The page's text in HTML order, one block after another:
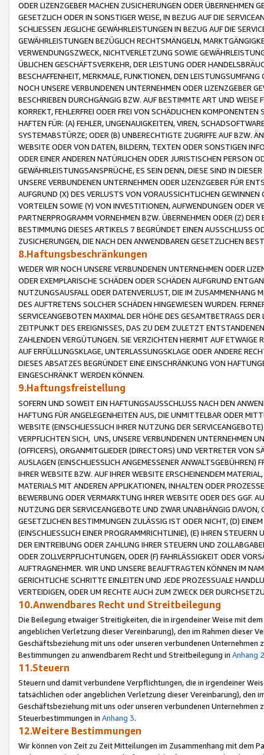
ODER LIZENZGEBER MACHEN ZUSICHERUNGEN ODER ÜBERNEHMEN
GESETZLICH ODER IN SONSTIGER WEISE, IN BEZUG AUF DIE
SCHLIESSEN JEGLICHE GEWÄHRLEISTUNGEN IN BEZUG AUF DIE
GEWÄHRLEISTUNGEN BEZÜGLICH RECHTSMÄNGELN,
VERWENDUNGSZWECK, NICHTVERLETZUNG SOWIE
ÜBLICHEN GESCHÄFTSVERKEHR, DER LEISTUNG ODER
BESCHAFFENHEIT, MERKMALE, FUNKTIONEN, DEN
NOCH UNSERE VERBUNDENEN UNTERNEHMEN ODER LIZENZGEBER
BESCHRIEBEN DURCHGÄNGIG BZW. AUF BESTIMMTE ART UND
KORREKT, FEHLERFREI ODER FREI VON SCHÄDLICHEN
HAFTEN FÜR: (A) FEHLER, UNGENAUIGKEITEN, VIREN,
SYSTEMABSTÜRZE; ODER (B) UNBERECHTIGTE ZUGRIFFE AUF BZW.
WEBSITE ODER VON DATEN, BILDERN, TEXTEN ODER SONSTIGEN
ODER EINER ANDEREN NATÜRLICHEN ODER JURISTISCHEN PERSON
GEWÄHRLEISTUNGSANSPRÜCHE, ES SEIN DENN, DIESE SIND IN
UNSERE VERBUNDENEN UNTERNEHMEN ODER LIZENZGEBER FÜR
AUFGRUND (X) DES VERLUSTS VON VORAUSSICHTLICHEN
VORTEILEN SOWIE (Y) VON INVESTITIONEN, AUFWENDUNGEN ODER
PARTNERPROGRAMM VORNEHMEN BZW. ÜBERNEHMEN ODER (Z)
BESTIMMUNG DIESES ARTIKELS 7 BEGRÜNDET EINEN AUSSCHLUSS
ZUSICHERUNGEN, DIE NACH DEN ANWENDBAREN GESETZLICHEN
8.Haftungsbeschränkungen
WEDER WIR NOCH UNSERE VERBUNDENEN UNTERNEHMEN ODER
ODER EXEMPLARISCHE SCHÄDEN ODER SCHÄDEN AUFGRUND
NUTZUNGSAUSFALL ODER DATENVERLUST, DIE IM ZUSAMMENHANG
DES AUFTRETENS SOLCHER SCHÄDEN HINGEWIESEN WURDEN.
SERVICEANGEBOTEN MAXIMAL DER HÖHE DES GESAMTBETRAGS
ZEITPUNKT DES EREIGNISSES, DAS ZU DEM ZULETZT
ZAHLENDEN VERGÜTUNGEN. SIE VERZICHTEN HIERMIT AUF
AUF ERFÜLLUNGSKLAGE, UNTERLASSUNGSKLAGE ODER ANDERE
DIESES ABSATZES BEGRÜNDET EINE EINSCHRÄNKUNG VON
EINGESCHRÄNKT WERDEN KÖNNEN.
9.Haftungsfreistellung
SOFERN UND SOWEIT EIN HAFTUNGSAUSSCHLUSS NACH DEN
HAFTUNG FÜR ANGELEGENHEITEN AUS, DIE UNMITTELBAR ODER
WEBSITE (EINSCHLIESSLICH IHRER NUTZUNG DER
VERPFLICHTEN SICH, UNS, UNSERE VERBUNDENEN UNTERNEHMEN
(OFFICERS), ORGANMITGLIEDER (DIRECTORS) UND VERTRETER VON
AUSLAGEN (EINSCHLIESSLICH ANGEMESSENER
IHRER WEBSITE BZW. AUF IHRER WEBSITE ERSCHEINENDEM
MATERIALS MIT ANDEREN APPLIKATIONEN, INHALTEN ODER
BEWERBUNG ODER VERMARKTUNG IHRER WEBSITE ODER DES GGF.
NUTZUNG DER SERVICEANGEBOTE UND ZWAR UNABHÄNGIG
GESETZLICHEN BESTIMMUNGEN ZULÄSSIG IST ODER NICHT, (D)
(EINSCHLIESSLICH EINER PROGRAMMRICHTLINIE), (E) IHREN
DER EINTREIBUNG ODER ZAHLUNG IHRER STEUERN UND
ODER ZOLLVERPFLICHTUNGEN, ODER (F) FAHRLÄSSIGKEIT ODER
AUFTRAGNEHMER. WIR UND UNSERE BEAUFTRAGTEN KÖNNEN IM
GERICHTLICHE SCHRITTE EINLEITEN UND JEDE PROZESSUALE
VERTEIDIGEN, ODER UM RECHTE AUCH ZUM ZWECK DER
10.Anwendbares Recht und Streitbeilegung
Die Beilegung etwaiger Streitigkeiten, die in irgendeiner Weise mit
angeblichen Verletzung dieser Vereinbarung), den im Rahmen dieser
Geschäftsbeziehung mit uns oder unseren verbundenen
Bestimmungen zu anwendbarem Recht und Streitbeilegung in Anhang 2
11.Steuern
Steuern und damit verbundene Verpflichtungen, die in irgendeiner
tatsächlichen oder angeblichen Verletzung dieser Vereinbarung), den
Geschäftsbeziehung mit uns oder unseren verbundenen
Steuerbestimmungen in Anhang 3.
12.Weitere Bestimmungen
Wir können von Zeit zu Zeit Mitteilungen im Zusammenhang mit dem